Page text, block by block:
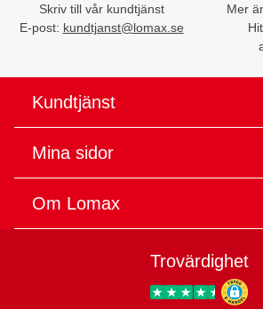
Skriv till vår kundtjänst
E-post: kundtjanst@lomax.se
Mer
Kundtjänst
Mina sidor
Om Lomax
Trovärdighet